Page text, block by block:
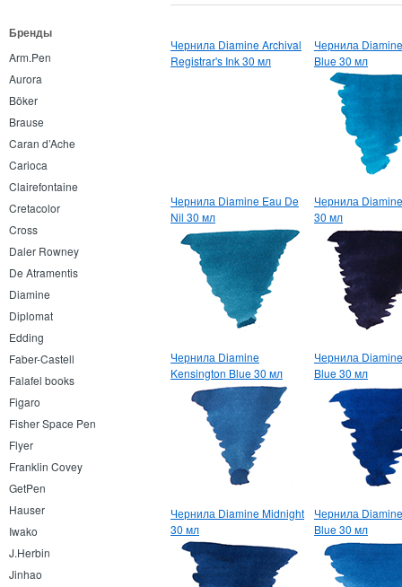
Бренды
Arm.Pen
Aurora
Böker
Brause
Caran d’Ache
Carioca
Clairefontaine
Cretacolor
Cross
Daler Rowney
De Atramentis
Diamine
Diplomat
Edding
Faber-Castell
Falafel books
Figaro
Fisher Space Pen
Flyer
Franklin Covey
GetPen
Hauser
Iwako
J.Herbin
Jinhao
Чернила Diamine Archival
Registrar's Ink 30 мл
Чернила
Blue 30 мл
Чернила Diamine Eau De
Nil 30 мл
Чернила
30 мл
Чернила Diamine
Kensington Blue 30 мл
Чернила
Blue 30 мл
Чернила Diamine Midnight
30 мл
Чернила
Blue 30 мл